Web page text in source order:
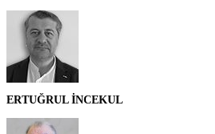
ERTUĞRUL İNCEKUL